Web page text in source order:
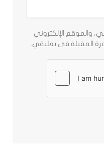
والموقع الإلكتروني
المقبلة في تعليقي.